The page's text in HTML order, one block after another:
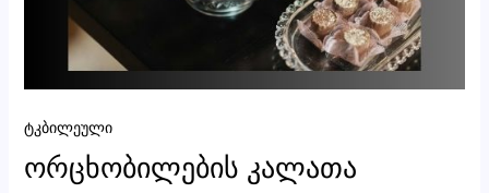
ტკბილეული
ორცხობილების კალათა